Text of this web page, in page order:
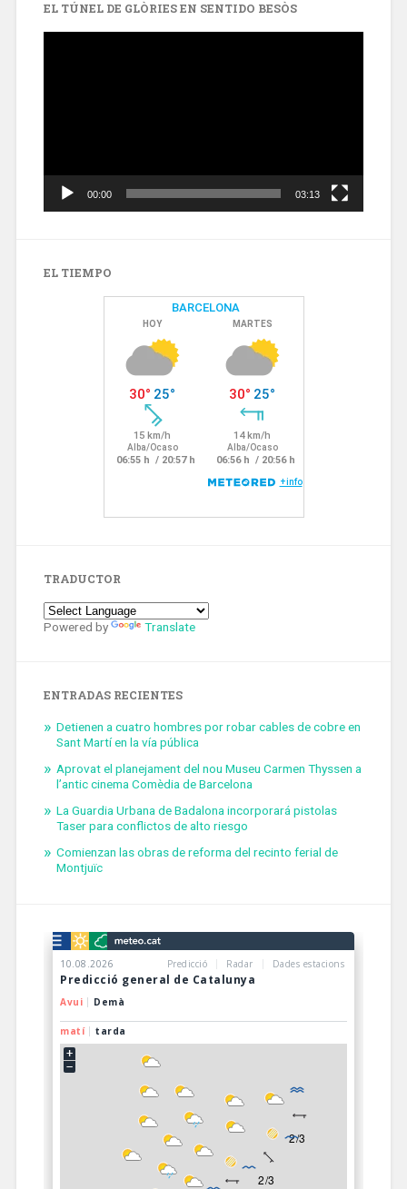
EL TÚNEL DE GLÒRIES EN SENTIDO BESÒS
00:00 03:13
EL TIEMPO
TRADUCTOR
Powered by Translate
ENTRADAS RECIENTES
Detienen a cuatro hombres por robar cables de cobre en
Sant Martí en la vía pública
Aprovat el planejament del nou Museu Carmen Thyssen a
l’antic cinema Comèdia de Barcelona
La Guardia Urbana de Badalona incorporará pistolas
Taser para conflictos de alto riesgo
Comienzan las obras de reforma del recinto ferial de
Montjuïc